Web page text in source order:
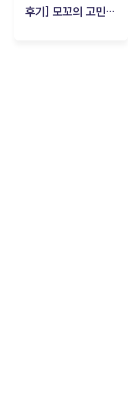
후기] 모꼬의 고민세